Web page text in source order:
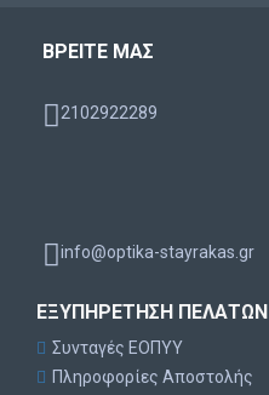
ΒΡΕΙΤΕ ΜΑΣ
2102922289
info@optika-stayrakas.gr
ΕΞΥΠΗΡΈΤΗΣΗ ΠΕΛΑΤΏΝ
Συνταγές ΕΟΠΥΥ
Πληροφορίες Αποστολής